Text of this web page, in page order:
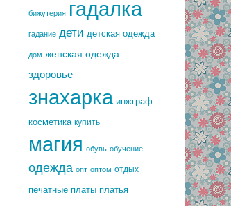
бижутерия гадалка
гадание дети детская одежда
дом женская одежда
здоровье
знахарка инжграф
косметика купить
магия обувь обучение
одежда опт оптом отдых
печатные платы платья